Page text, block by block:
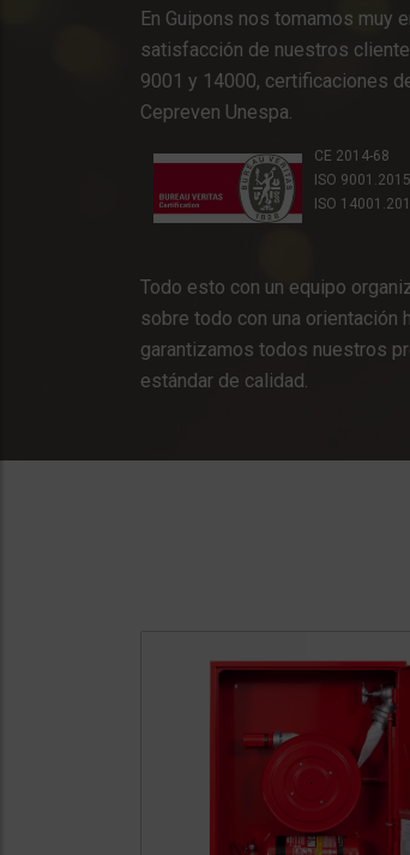
En Guipons nos tomamos muy
satisfacción de nuestros
9001 y 14000, certificaciones
Cepreven Unespa.
CE 2014-68
ISO 9001.2015
ISO
Todo esto con un equipo
sobre todo con una orientación
garantizamos todos nuestros
estándar de calidad.